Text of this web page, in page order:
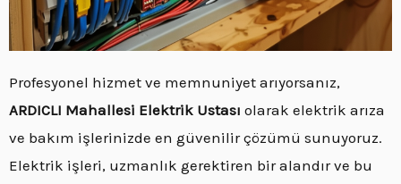
Profesyonel hizmet ve memnuniyet arıyorsanız,
ARDICLI Mahallesi Elektrik Ustası olarak elektrik arıza
ve bakım işlerinizde en güvenilir çözümü sunuyoruz.
Elektrik işleri, uzmanlık gerektiren bir alandır ve bu